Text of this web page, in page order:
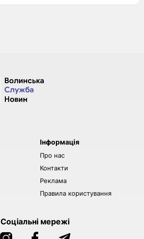
Інформація
Про нас
Контакти
Реклама
Правила користування
Соціальні мережі